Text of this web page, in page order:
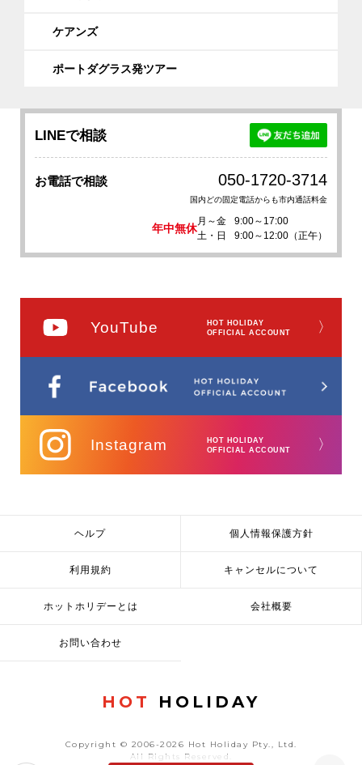
ケアンズ
ポートダグラス発ツアー
LINEで相談
お電話で相談 050-1720-3714
国内どの固定電話からも市内通話料金
年中無休
月～金
9:00～17:00
土・日
9:00～12:00（正午）
YouTube
HOT HOLIDAY
OFFICIAL ACCOUNT
〉
Instagram
HOT HOLIDAY
OFFICIAL ACCOUNT
〉
ヘルプ 個人情報保護方針
利用規約 キャンセルについて
ホットホリデーとは 会社概要
お問い合わせ
HOT HOLIDAY
Copyright © 2006-2026 Hot Holiday Pty., Ltd.
All Rights Reserved.